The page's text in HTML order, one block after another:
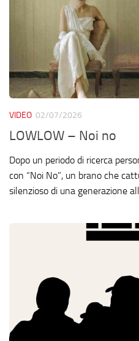
VIDEO 02/07/2026
LOWLOW – Noi no
Dopo un periodo di ricerca
con “Noi No”, un brano che
silenzioso di una generazione